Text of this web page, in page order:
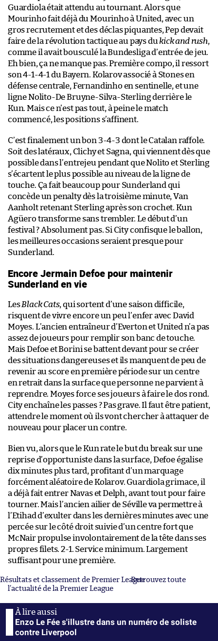
Guardiola était attendu au tournant. Alors que
Mourinho fait déjà du Mourinho à United, avec un
gros recrutement et des déclas piquantes, Pep devait
faire de la révolution tactique au pays du kick and rush,
comme il avait bousculé la Bundesliga d’entrée de jeu.
Eh bien, ça ne manque pas. Première compo, il ressort
son 4-1-4-1 du Bayern. Kolarov associé à Stones en
défense centrale, Fernandinho en sentinelle, et une
ligne Nolito-De Bruyne-Silva-Sterling derrière le
Kun. Mais ce n’est pas tout, à peine le match
commencé, les positions s’affinent.
C’est finalement un bon 3-4-3 dont le Catalan raffole.
Soit des latéraux, Clichy et Sagna, qui viennent dès que
possible dans l’entrejeu pendant que Nolito et Sterling
s’écartent le plus possible au niveau de la ligne de
touche. Ça fait beaucoup pour Sunderland qui
concède un penalty dès la troisième minute, Van
Aanholt retenant Sterling après son crochet. Kun
Agüero transforme sans trembler. Le début d’un
festival ? Absolument pas. Si City confisque le ballon,
les meilleures occasions seraient presque pour
Sunderland.
Encore Jermain Defoe pour maintenir
Sunderland en vie
LesBlack Cats, qui sortent d’une saison difficile,
risquent de vivre encore un peu l’enfer avec David
Moyes. L’ancien entraîneur d’Everton et United n’a pas
assez de joueurs pour remplir son banc de touche.
Mais Defoe et Borini se battent devant pour se créer
des situations dangereuses et ils manquent de peu de
revenir au score en première période sur un centre
en retrait dans la surface que personne ne parvient à
reprendre. Moyes force ses joueurs à faire le dos rond.
City enchaîne les passes ? Pas grave. Il faut être patient,
attendre le moment où ils vont chercher à attaquer de
nouveau pour placer un contre.
Bien vu, alors que le Kun rate le but du break sur une
reprise d’opportuniste dans la surface, Defoe égalise
dix minutes plus tard, profitant d’un marquage
forcément aléatoire de Kolarov. Guardiola grimace, il
a déjà fait entrer Navas et Delph, avant tout pour faire
tourner. Mais l’ancien ailier de Séville va permettre à
l’Etihad d’exulter dans les dernières minutes avec une
percée sur le côté droit suivie d’un centre fort que
McNair propulse involontairement de la tête dans ses
propres filets. 2-1. Service minimum. Largement
suffisant pour une première.
Résultats et classement de Premier LeagueRetrouvez toute
l’actualité de la Premier League
Enzo Le Fée s'illustre dans un numéro de soliste
contre Liverpool